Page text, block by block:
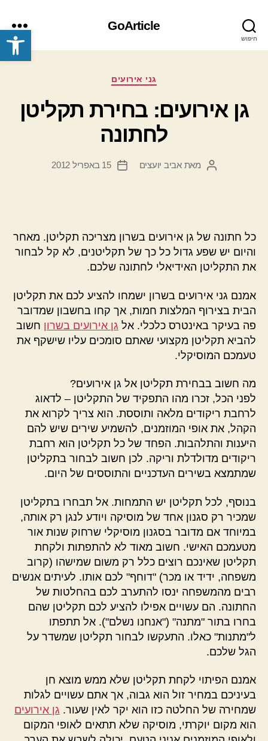
פתח סרגל נגישות חיפוש
GoArticle
תפריט
קטגוריות
גני אירועים
גן אירועים: בחירת תקליטן
לחתונה
המחבר
מאתאביב יועצים
תאריך
15 באפריל 2012
כל חתונה של גן אירועים בשרון מצריכה תקליטן. מאחר
והיום יש שפע גדול כל כך של תקליטנים, לא קל לבחור
את התקליטן האידיאלי לחתונה שלכם.
אמנם גני אירועים בשרון ישמחו להציע לכם את תקליטן
הבית בצירוף המלצות חמות, אך קחו בחשבון שמדובר
פה בעיקר באינטרס כלכלי. אל גן אירועים בשרון חשוב
להביא תקליטן מקצועי שאתם סומכים עליו שישקף את
טעמכם המוסיקלי.
מה חשוב בבחירת תקליטן אל גן אירועים?
לפני הכל, זכרו מהו התפקיד של התקליטן – לדאוג
לרחבת ריקודים מלאה ותוססת. הוא צריך לקרוא את
הקהל, את אופי המוזמנים, להשמיע שירים שיש להם
היענות והתלהבות. הפחד של כל תקליטן הוא רחבת
ריקודים מדולדלת וריקה. לכן חשוב לבחור בתקליטן
שמתמצא בשירים העדכניים והתוססים של היום.
בנוסף, לכל תקליטן יש התמחות. אל תבחרו בתקליטן
שמכיר רק סגנון אחד של מוסיקה ויודע לנגן רק אותה,
במיוחד אם מדובר בסגנון מוסיקלי שרחוק שנות אור
מטעמכם האישי. חשוב מאוד לא להתפתות ולקחת
תקליטן שאינכם רוצים כלל רק משום שמישהו (קרוב
משפחה, ידיד או מכר) "דוחף" לכם אותו. לעיתים אנשים
רבים מהמשפחה ינסו להתערב לכם בהחלטות של
החתונה. הם עשויים אפילו להציע לכם תקליטן שהם
בחרו בתור "מתנה" ("אנחנו נשלם"). אל תתפתו
ל"מתנות" כאלו. התעקשו לבחור תקליטן שמשדר על
הגל שלכם.
אמנם הפיתוי לקחת תקליטן שלא ממש מוצא חן
בעיניכם במחיר זול הוא גבוה, אך אתם עשויים לגלות
שמחירה של החלטה כזו הוא יקר לאין שעור. גן אירועים
הוא מקום יוקרתי, מוסיקה שלא תתאים לאופי המקום